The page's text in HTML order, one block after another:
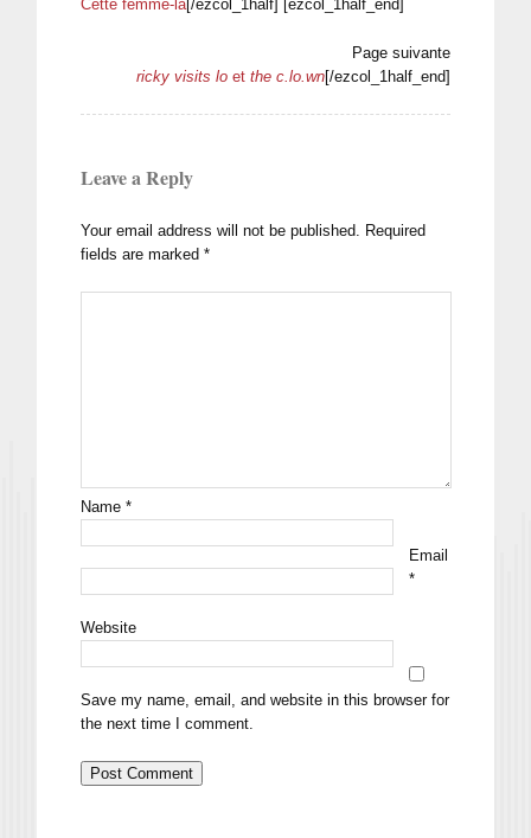
Cette femme-là[/ezcol_1half] [ezcol_1half_end]
Page suivante
ricky visits lo etthe c.lo.wn[/ezcol_1half_end]
Leave a Reply
Your email address will not be published. Required
fields are marked *
Name *
Email
*
Website
Save my name, email, and website in this browser for
the next time I comment.